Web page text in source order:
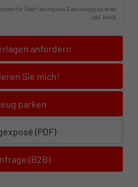
für Überführung und Zulassungspapieren
inkl. NoVA
anfordern
Sie mich!
parken
(PDF)
(B2B)